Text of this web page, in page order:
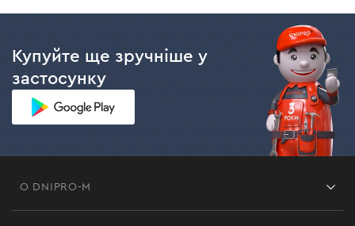
Купуйте ще зручніше у
застосунку
О DNIPRO-M